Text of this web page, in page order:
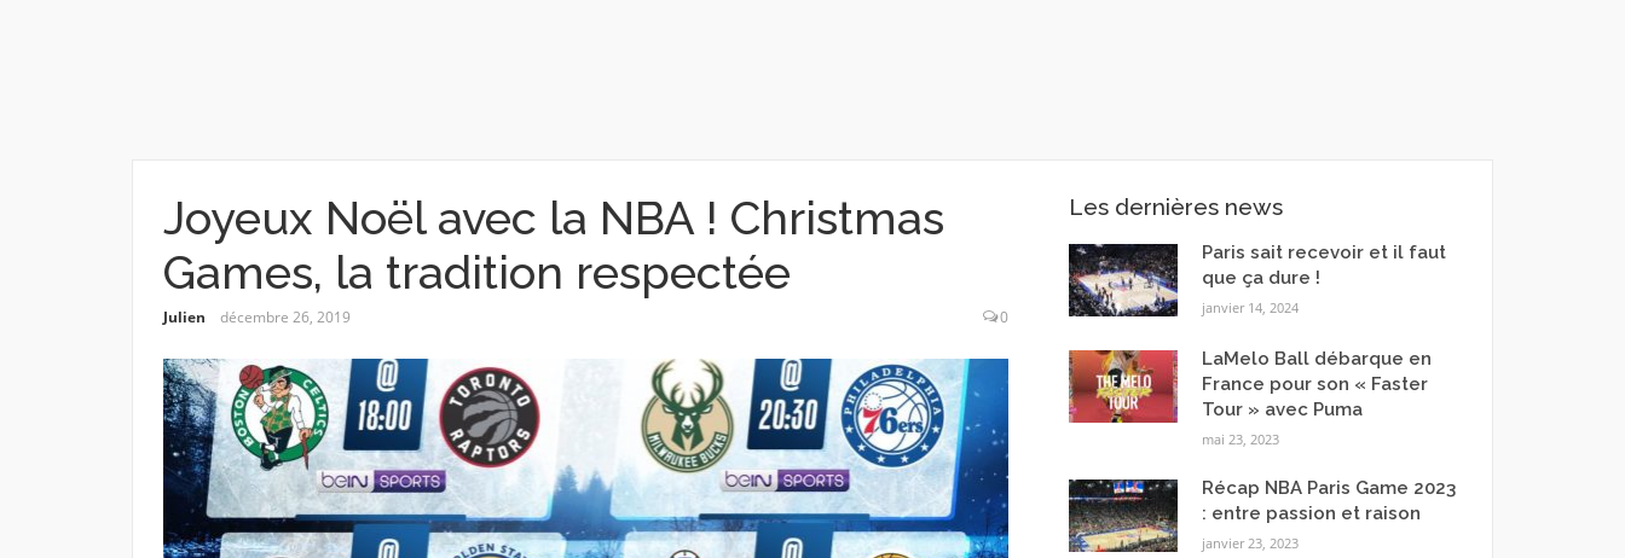
Joyeux Noël avec la NBA ! Christmas
Games, la tradition respectée
Julien décembre 26, 2019 0
Les dernières news
Paris sait recevoir et il faut
que ça dure !
janvier 14, 2024
LaMelo Ball débarque en
France pour son « Faster
Tour » avec Puma
mai 23, 2023
Récap NBA Paris Game 2023
: entre passion et raison
janvier 23, 2023